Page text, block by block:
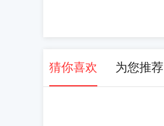
猜你喜欢 为您推荐